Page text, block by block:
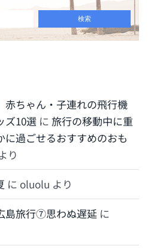
赤ちゃん・子連れの飛行機
ズ10選 に 旅行の移動中に重
に過ごせるおすすめのおも
り
に oluolu より
島旅行⑦思わぬ遅延 に